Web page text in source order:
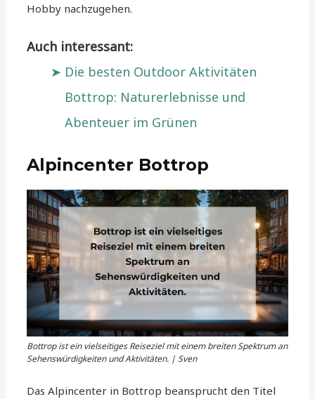
Hobby nachzugehen.
Auch interessant:
Die besten Outdoor Aktivitäten
Bottrop: Naturerlebnisse und
Abenteuer im Grünen
Alpincenter Bottrop
Bottrop ist ein vielseitiges Reiseziel mit einem breiten Spektrum an
Sehenswürdigkeiten und Aktivitäten. | Sven
Das Alpincenter in Bottrop beansprucht den Titel